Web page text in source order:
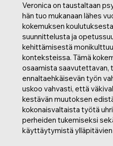
Veronica on taustaltaan
hän tuo mukanaan lähes
kokemuksen
suunnittelusta ja
kehittämisestä
konteksteissa. Tämä
osaamista saavutettavan,
ennaltaehkäisevän työn
uskoo vahvasti, että
kestävän muutoksen
kokonaisvaltaista työtä
perheiden tukemiseksi
käyttäytymistä